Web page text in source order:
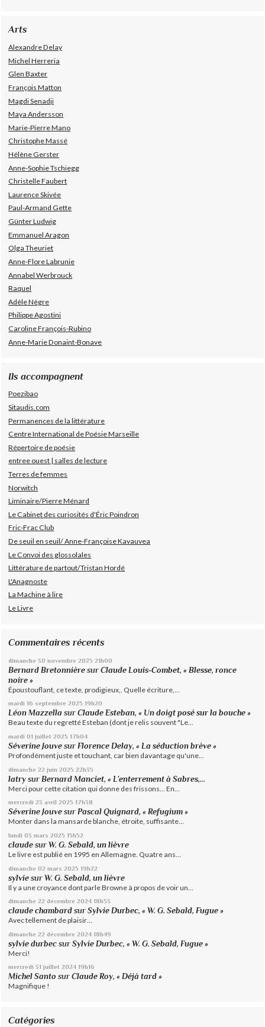
Arts
Alexandre Delay
Michel Herreria
Glen Baxter
François Matton
Magdi Senadji
Maya Andersson
Marie-Pierre Mano
Christophe Massé
Hélène Gerster
Anne-Sophie Tschiegg
Christelle Faubert
Laurence Skivée
Paul-Armand Gette
Günter Ludwig
Emmanuel Aragon
Olga Theuriet
Anne-Flore Labrunie
Annabel Werbrouck
Raquel
Adèle Nègre
Philippe Agostini
Caroline François-Rubino
Anne-Marie Donaint-Bonave
Ils accompagnent
Poezibao
Sitaudis.com
Permanences de la littérature
Centre International de Poésie Marseille
Répertoire de poésie
entree ouest | salles de lecture
Terres de femmes
Norwitch
Liminaire/Pierre Ménard
Le Cabinet des curiosités d'Éric Poindron
Fric-Frac Club
De seuil en seuil/ Anne-Françoise Kavauvea
Le Convoi des glossolales
Littérature de partout/Tristan Hordé
L'Anagnoste
La Machine à lire
Le Livre
Commentaires récents
dimanche 30 novembre 2025 21h00
Bernard Bretonnière surClaude Louis-Combet, « Blesse, ronce
noire »
Époustouflant, ce texte, prodigieux,. Quelle écriture,...
mardi 16 septembre 2025 19h20
Léon Mazzella surClaude Esteban, « Un doigt posé sur la bouche »
Beau texte du regretté Esteban (dont je relis souvent "Le...
mardi 01 juillet 2025 17h04
Séverine Jouve surFlorence Delay, « La séduction brève »
Profondément juste et touchant, car bien davantage qu'une...
dimanche 22 juin 2025 22h35
latry surBernard Manciet, « L’enterrement à Sabres,...
Merci pour cette citation qui donne des frissons... En...
mercredi 23 avril 2025 17h38
Séverine Jouve surPascal Quignard, « Refugium »
Monter dans la mansarde blanche, étroite, suffisante...
lundi 03 mars 2025 15h52
claude surW. G. Sebald, un lièvre
Le livre est publié en 1995 en Allemagne. Quatre ans...
dimanche 02 mars 2025 19h22
sylvie surW. G. Sebald, un lièvre
Il y a une croyance dont parle Browne à propos de voir un...
dimanche 22 décembre 2024 18h53
claude chambard surSylvie Durbec, « W. G. Sebald, Fugue »
Avec tellement de plaisir…
dimanche 22 décembre 2024 18h49
sylvie durbec surSylvie Durbec, « W. G. Sebald, Fugue »
Merci!
mercredi 31 juillet 2024 19h16
Michel Santo surClaude Roy, « Déjà tard »
Magnifique !
Catégories